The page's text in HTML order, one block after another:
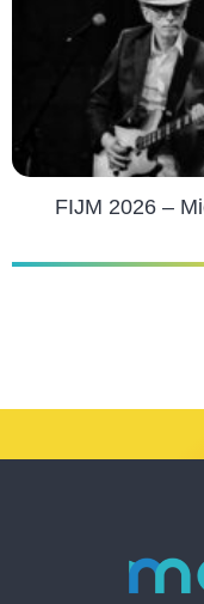
FIJM 2026 –